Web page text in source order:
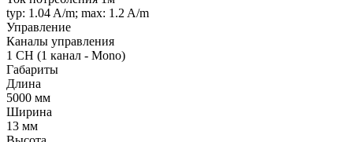
typ: 1.04 A/m; max: 1.2 A/m
Управление
Каналы управления
1 CH (1 канал - Mono)
Габариты
Длина
5000 мм
Ширина
13 мм